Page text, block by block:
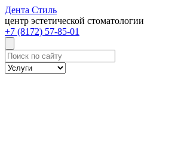
Дента Стиль
центр эстетической стоматологии
+7 (8172) 57-85-01